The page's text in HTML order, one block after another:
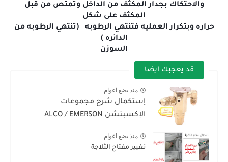
والاحتكاك بجدار المكثف من الداخل وتمتص من قبل
المكثف على شكل
حراره وبتكرار العمليه فتنتهي الرطوبه (تنتهي الرطوبه من
الدائره )
السوزن
قد يعجبك ايضا
منذ بضع اعوام
إستكمال شرح مجموعات
الإكسبنشن ALCO / EMERSON
منذ بضع اعوام
تغيير مفتاح الثلاجة